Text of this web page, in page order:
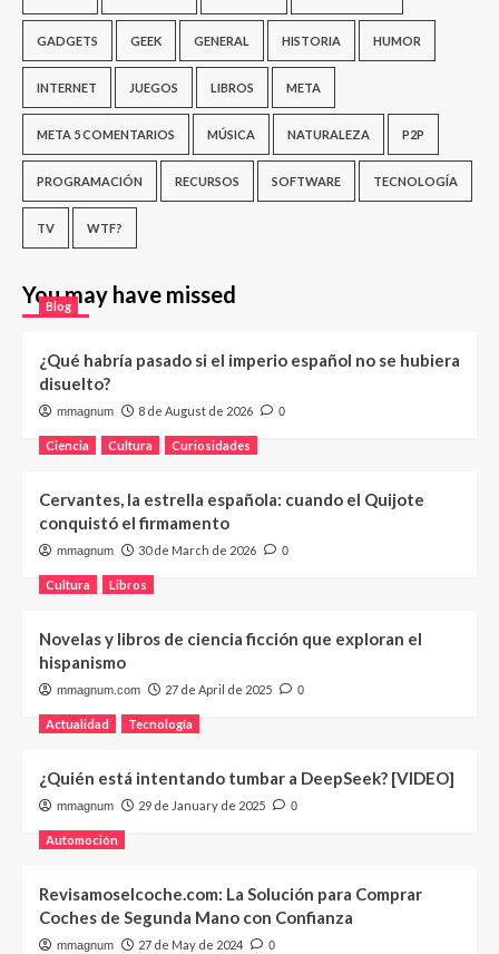
GADGETS GEEK GENERAL HISTORIA HUMOR
INTERNET JUEGOS LIBROS META
META 5 COMENTARIOS MÚSICA NATURALEZA P2P
PROGRAMACIÓN RECURSOS SOFTWARE TECNOLOGÍA
TV WTF?
You may have missed
Blog
¿Qué habría pasado si el imperio español no se hubiera
disuelto?
mmagnum 8 de August de 2026 0
Ciencia Cultura Curiosidades
Cervantes, la estrella española: cuando el Quijote
conquistó el firmamento
mmagnum 30 de March de 2026 0
Cultura Libros
Novelas y libros de ciencia ficción que exploran el
hispanismo
mmagnum.com 27 de April de 2025 0
Actualidad Tecnología
¿Quién está intentando tumbar a DeepSeek? [VIDEO]
mmagnum 29 de January de 2025 0
Automoción
Revisamoselcoche.com: La Solución para Comprar
Coches de Segunda Mano con Confianza
mmagnum 27 de May de 2024 0